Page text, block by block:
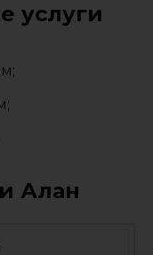
услуги
Алан